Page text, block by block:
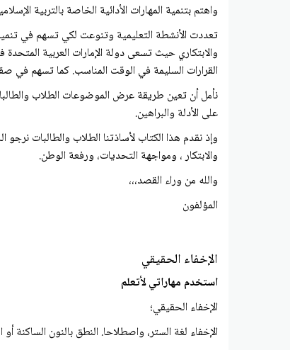
واهتم بتنمية المهارات الأدائية الخاصة بالتربية
تعددت الأنشطة التعليمية وتنوعت لكي تسهم في
القرارات السليمة في الوقت المناسب. كما تسهم في
نأمل أن تعين طريقة عرض الموضوعات الطلاب
على الأدلة والبراهين.
وإذ نقدم هذا الكتاب لأساذتنا الطلاب والطالبات نرجو
والابتكار ، ومواجهة التحديات، ورفعة الوطن.
والله من وراء القصد،،،
المؤلفون
الإخفاء الحقيقي
استخدم مهاراتي لأتعلم
الإخفاء الحقيقي؛
الإخفاء لغة الستر، واصطلاحا. النطق بالنون الساكنة